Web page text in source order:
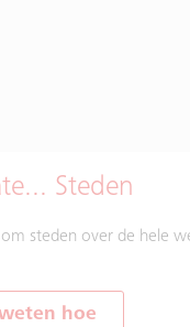
Steden
om steden over de hele
hoe